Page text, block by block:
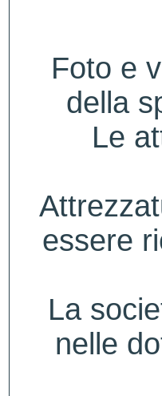
Foto e
della
Le
essere
La
nelle